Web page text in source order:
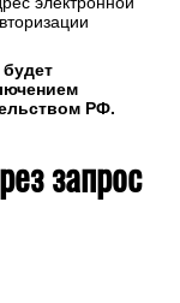
РФ.
запрос